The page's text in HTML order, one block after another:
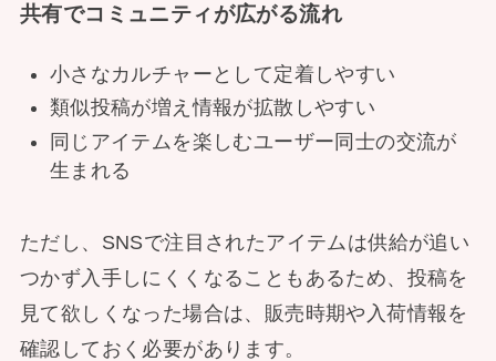
共有でコミュニティが広がる流れ
小さなカルチャーとして定着しやすい
類似投稿が増え情報が拡散しやすい
同じアイテムを楽しむユーザー同士の交流が
生まれる
ただし、SNSで注目されたアイテムは供給が追い
つかず入手しにくくなることもあるため、投稿を
見て欲しくなった場合は、販売時期や入荷情報を
確認しておく必要があります。